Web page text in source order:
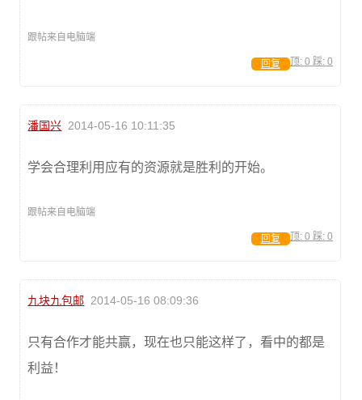
跟帖来自电脑端
顶: 0 踩: 0
回复
潘国兴 2014-05-16 10:11:35
学会合理利用应有的资源就是胜利的开始。
跟帖来自电脑端
顶: 0 踩: 0
回复
九块九包邮 2014-05-16 08:09:36
只有合作才能共赢，现在也只能这样了，看中的都是
利益！